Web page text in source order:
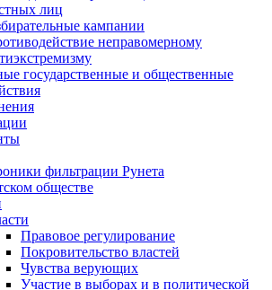
лиц
кампании
неправомерному
государственные и общественные
фильтрации Рунета
обществе
Правовое регулирование
Покровительство властей
Чувства верующих
Участие в выборах и в политической